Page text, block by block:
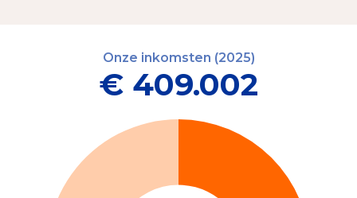
Onze inkomsten (2025)
€ 409.002